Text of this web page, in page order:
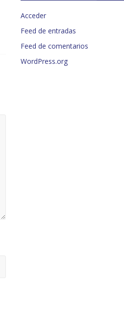
Acceder
Feed de entradas
Feed de comentarios
WordPress.org